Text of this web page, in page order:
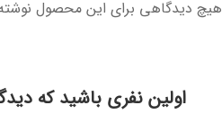
هیچ دیدگاهی برای این محصول
اولین نفری باشید که